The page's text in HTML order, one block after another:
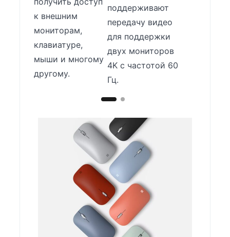
к внешним
мониторам,
клавиатуре,
мыши и многому
другому.
поддерживают
передачу видео
для поддержки
двух мониторов
4K с частотой 60
Гц.